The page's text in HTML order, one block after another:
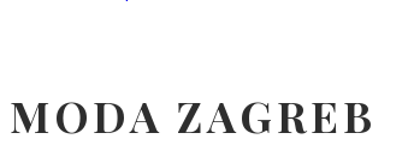
MODA ZAGREB